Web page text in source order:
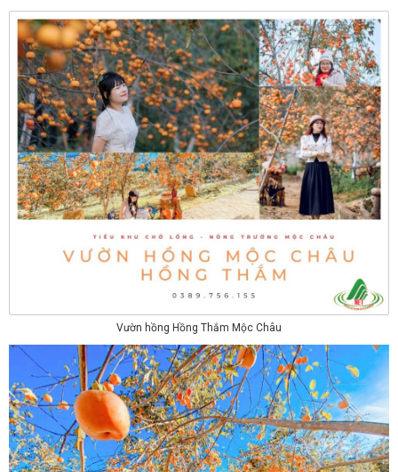
Vườn hồng Hồng Thắm Mộc Châu